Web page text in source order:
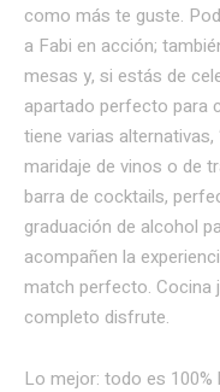
como más te guste.
a Fabi en acción;
mesas y, si estás de
apartado perfecto para
tiene varias alternativas,
maridaje de vinos o de
barra de cocktails,
graduación de alcohol
acompañen la
match perfecto. Cocina
completo disfrute.
Lo mejor: todo es 100%